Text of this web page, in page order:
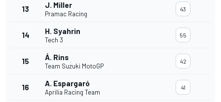
13 J. Miller
Pramac Racing
43
14 H. Syahrin
Tech 3
55
15 Á. Rins
Team Suzuki MotoGP
42
16 A. Espargaró
Aprilia Racing Team
41